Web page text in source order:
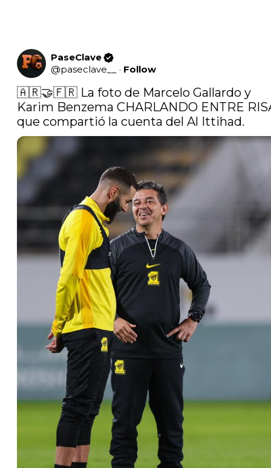
PaseClave
@paseclave__ · Follow
🇦🇷🤝🇫🇷 La foto de Marcelo Gallardo y
Karim Benzema CHARLANDO ENTRE
que compartió la cuenta del Al Ittihad.